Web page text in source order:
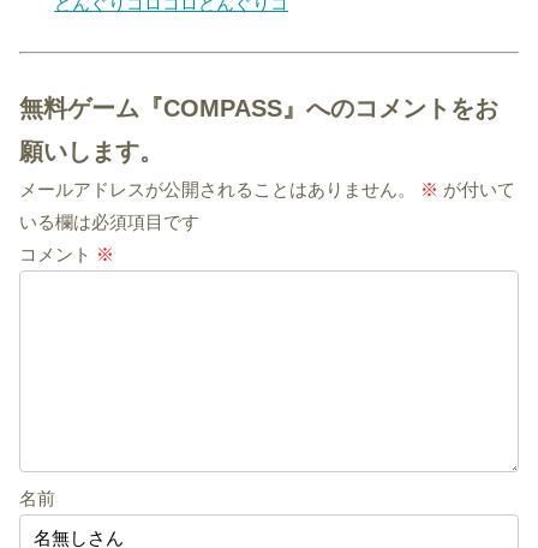
無料ゲーム『COMPASS』へのコメントをお
願いします。
メールアドレスが公開されることはありません。 ※ が付いて
いる欄は必須項目です
コメント ※
名前